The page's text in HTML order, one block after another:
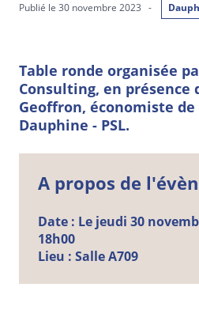
Publié le 30 novembre 2023 -
Table ronde organisée
Consulting, en présence
Geoffron, économiste
Dauphine - PSL.
A propos de
Date : Le jeudi 30
18h00
Lieu : Salle A709